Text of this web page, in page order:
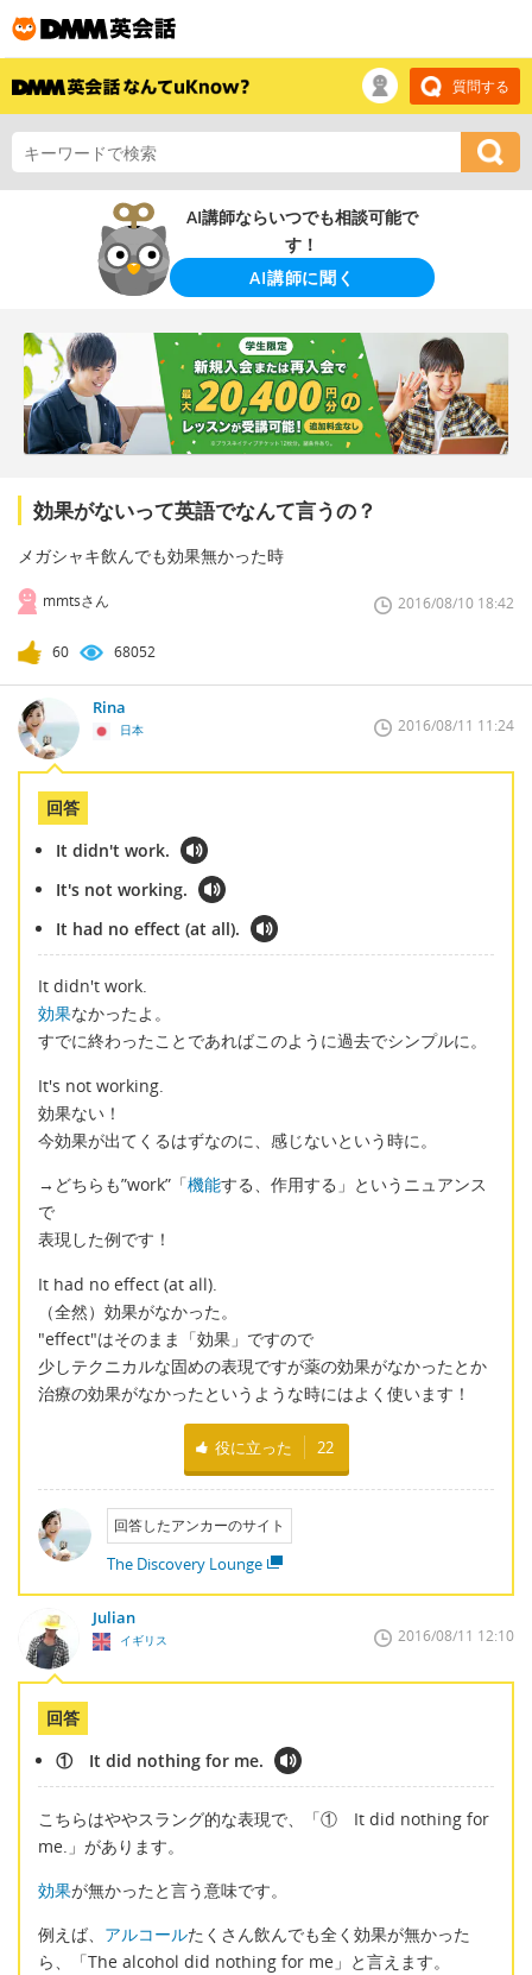
質問する
AI講師ならいつでも相談可能で
す！
AI講師に聞く
効果がないって英語でなんて言うの？
メガシャキ飲んでも効果無かった時
mmtsさん 2016/08/10 18:42
60 68052
Rina
日本 2016/08/11 11:24
回答
It didn't work.
It's not working.
It had no effect (at all).
It didn't work.
効果なかったよ。
すでに終わったことであればこのように過去でシンプルに。
It's not working.
効果ない！
今効果が出てくるはずなのに、感じないという時に。
→どちらも”work”「機能する、作用する」というニュアンス
で
表現した例です！
It had no effect (at all).
（全然）効果がなかった。
"effect"はそのまま「効果」ですので
少しテクニカルな固めの表現ですが薬の効果がなかったとか
治療の効果がなかったというような時にはよく使います！
役に立った 22
回答したアンカーのサイト
The Discovery Lounge
Julian
イギリス 2016/08/11 12:10
回答
① It did nothing for me.
こちらはややスラング的な表現で、「① It did nothing for
me.」があります。
効果が無かったと言う意味です。
例えば、 アルコールたくさん飲んでも全く効果が無かった
ら、「The alcohol did nothing for me」と言えます。